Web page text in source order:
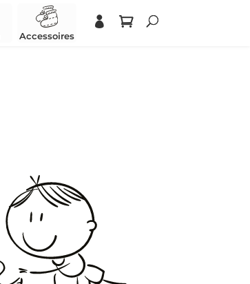
Accessoires